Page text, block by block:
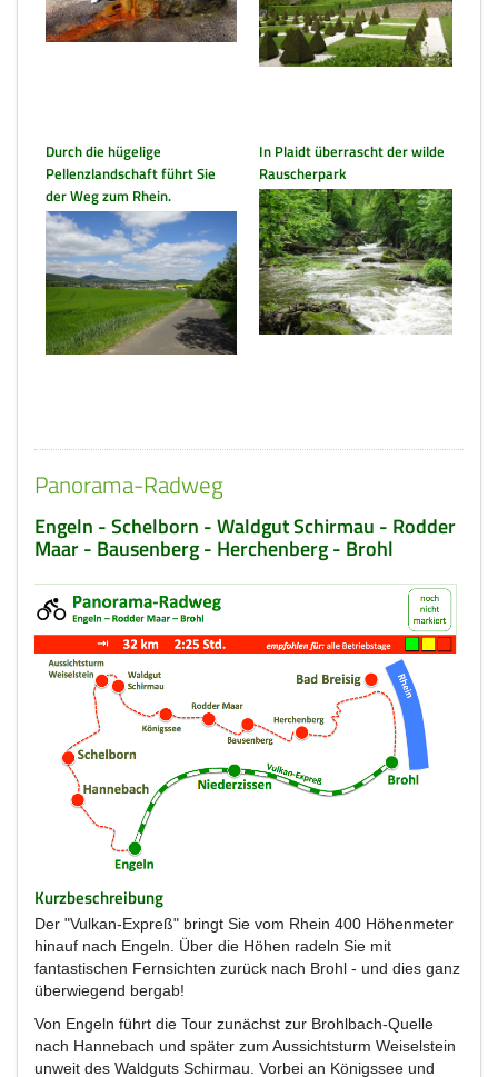
Durch die hügelige
Pellenzlandschaft führt Sie
der Weg zum Rhein.
In Plaidt überrascht der wilde
Rauscherpark
Panorama-Radweg
Engeln - Schelborn - Waldgut Schirmau - Rodder
Maar - Bausenberg - Herchenberg - Brohl
Kurzbeschreibung
Der "Vulkan-Expreß" bringt Sie vom Rhein 400 Höhenmeter
hinauf nach Engeln. Über die Höhen radeln Sie mit
fantastischen Fernsichten zurück nach Brohl - und dies ganz
überwiegend bergab!
Von Engeln führt die Tour zunächst zur Brohlbach-Quelle
nach Hannebach und später zum Aussichtsturm Weiselstein
unweit des Waldguts Schirmau. Vorbei an Königssee und